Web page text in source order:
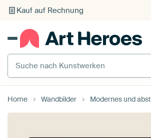
Individueller Druck auf Bestellung
Suche nach Kunstwerken
Home Wandbilder Modernes und abstraktes Portrait